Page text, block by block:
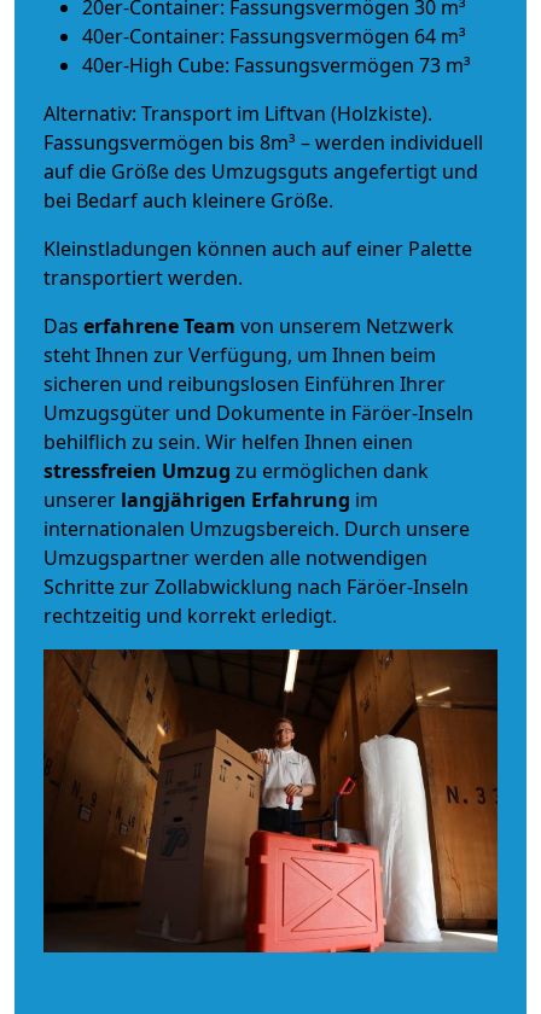
20er-Container: Fassungsvermögen 30 m³
40er-Container: Fassungsvermögen 64 m³
40er-High Cube: Fassungsvermögen 73 m³
Alternativ: Transport im Liftvan (Holzkiste).
Fassungsvermögen bis 8m³ – werden individuell
auf die Größe des Umzugsguts angefertigt und
bei Bedarf auch kleinere Größe.
Kleinstladungen können auch auf einer Palette
transportiert werden.
Das erfahrene Team von unserem Netzwerk
steht Ihnen zur Verfügung, um Ihnen beim
sicheren und reibungslosen Einführen Ihrer
Umzugsgüter und Dokumente in Färöer-Inseln
behilflich zu sein. Wir helfen Ihnen einen
stressfreien Umzug zu ermöglichen dank
unserer langjährigen Erfahrung im
internationalen Umzugsbereich. Durch unsere
Umzugspartner werden alle notwendigen
Schritte zur Zollabwicklung nach Färöer-Inseln
rechtzeitig und korrekt erledigt.